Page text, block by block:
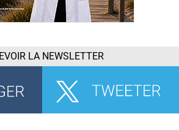
LA NEWSLETTER